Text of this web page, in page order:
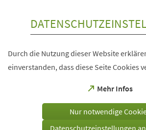
Durch die Nutzung dieser Website
einverstanden, dass diese Seite Cookies
Mehr Infos
(Öffnet
einem
Tab)
Nur notwendige
Datenschutzeinstellungen